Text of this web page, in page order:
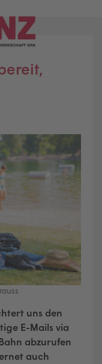
uns den
E-Mails via
abzurufen
auch